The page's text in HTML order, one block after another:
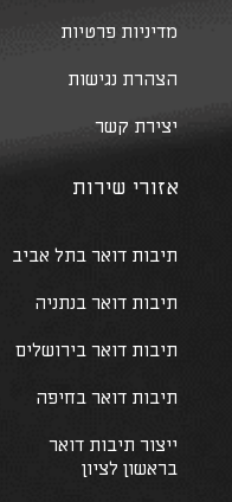
מדיניות פרטיות
הצהרת נגישות
יצירת קשר
אזורי שירות
תיבות דואר בתל אביב
תיבות דואר בנתניה
תיבות דואר בירושלים
תיבות דואר בחיפה
ייצור תיבות דואר
בראשון לציון